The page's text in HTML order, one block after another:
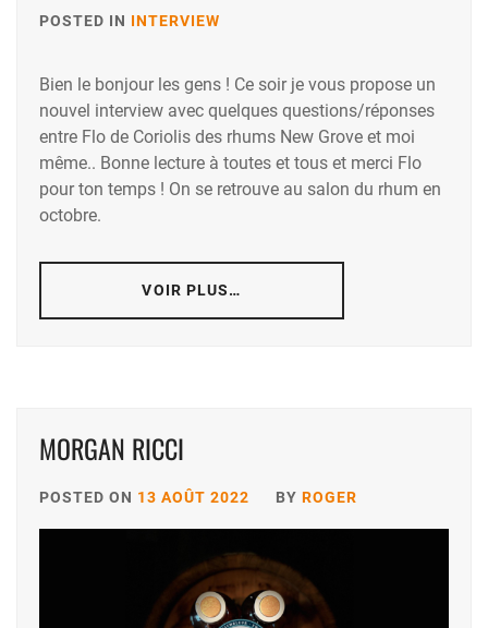
POSTED IN INTERVIEW
Bien le bonjour les gens ! Ce soir je vous propose un
nouvel interview avec quelques questions/réponses
entre Flo de Coriolis des rhums New Grove et moi
même.. Bonne lecture à toutes et tous et merci Flo
pour ton temps ! On se retrouve au salon du rhum en
octobre.
VOIR PLUS…
MORGAN RICCI
POSTED ON 13 AOÛT 2022 BY ROGER